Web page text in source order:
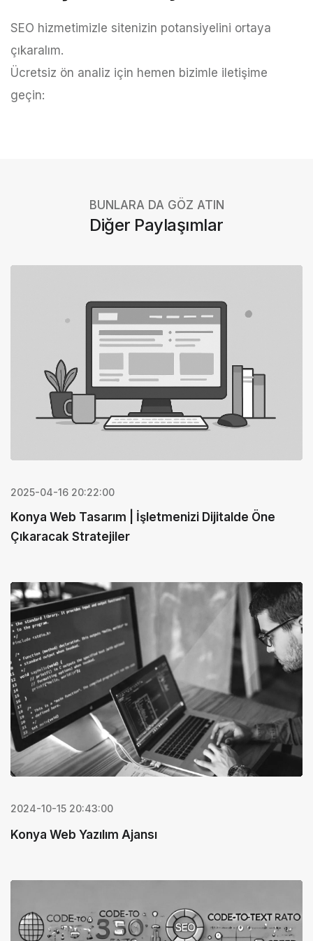
SEO hizmetimizle sitenizin potansiyelini ortaya
çıkaralım.
Ücretsiz ön analiz için hemen bizimle iletişime
geçin:
BUNLARA DA GÖZ ATIN
Diğer Paylaşımlar
2025-04-16 20:22:00
Konya Web Tasarım | İşletmenizi Dijitalde Öne
Çıkaracak Stratejiler
2024-10-15 20:43:00
Konya Web Yazılım Ajansı